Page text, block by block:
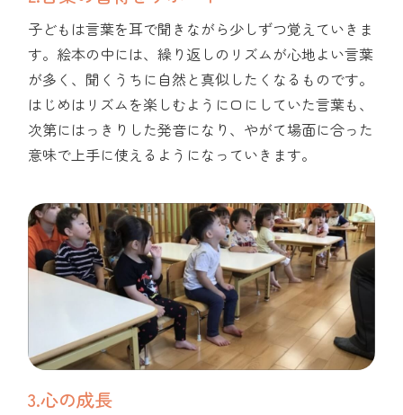
子どもは言葉を耳で聞きながら少しずつ覚えていきま
す。絵本の中には、繰り返しのリズムが心地よい言葉
が多く、聞くうちに自然と真似したくなるものです。
はじめはリズムを楽しむように口にしていた言葉も、
次第にはっきりした発音になり、やがて場面に合った
意味で上手に使えるようになっていきます。
3.心の成長